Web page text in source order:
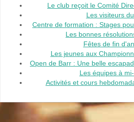
Le club reçoit le Comité
Les visiteurs
Centre de formation : Stages
Les bonnes
Fêtes de fin
Les jeunes aux
Open de Barr : Une belle
Les équipes à
Activités et cours